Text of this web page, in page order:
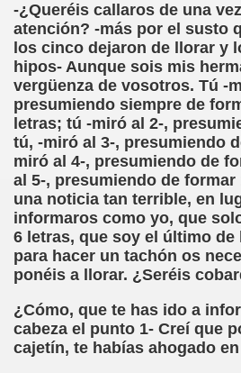
-¿Queréis callaros de una
atención? -más por el susto
los cinco dejaron de llorar y
hipos- Aunque sois mis
vergüenza de vosotros. Tú -
presumiendo siempre de
letras; tú -miró al 2-,
tú, -miró al 3-, presumiendo
miró al 4-, presumiendo de
al 5-, presumiendo de formar
una noticia tan terrible, en
informaros como yo, que
6 letras, que soy el último de
para hacer un tachón os
ponéis a llorar. ¿Seréis
¿Cómo, que te has ido a
cabeza el punto 1- Creí que
cajetín, te habías ahogado
Zurita, Ex Secretario Unión
Ex Secretari Unió Mundial
del Monumento a Luis
Baquero, Conferencia (David
de Obstáculos (Juurmaa, J.)
de Escritura Táctil para
de Hombres Ilustres de París
150è Aniversari mort de Louis
Maestro (F. Javier Bernal